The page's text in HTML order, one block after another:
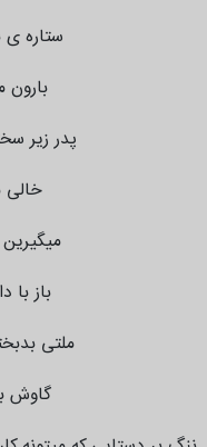
ستاره ی
بارون
پدر زیر
خالی
باز با
ملتی
گاوش